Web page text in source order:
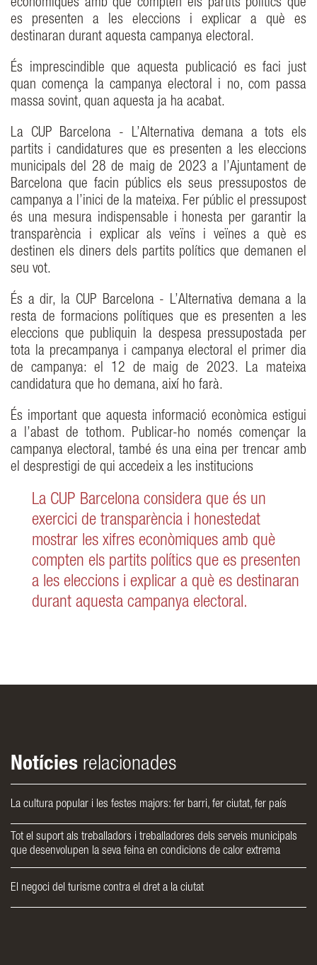
econòmiques amb què compten els partits polítics que
es presenten a les eleccions i explicar a què es
destinaran durant aquesta campanya electoral.
És imprescindible que aquesta publicació es faci just
quan comença la campanya electoral i no, com passa
massa sovint, quan aquesta ja ha acabat.
La CUP Barcelona - L’Alternativa demana a tots els
partits i candidatures que es presenten a les eleccions
municipals del 28 de maig de 2023 a l’Ajuntament de
Barcelona que facin públics els seus pressupostos de
campanya a l’inici de la mateixa. Fer públic el pressupost
és una mesura indispensable i honesta per garantir la
transparència i explicar als veïns i veïnes a què es
destinen els diners dels partits polítics que demanen el
seu vot.
És a dir, la CUP Barcelona - L’Alternativa demana a la
resta de formacions polítiques que es presenten a les
eleccions que publiquin la despesa pressupostada per
tota la precampanya i campanya electoral el primer dia
de campanya: el 12 de maig de 2023. La mateixa
candidatura que ho demana, així ho farà.
És important que aquesta informació econòmica estigui
a l’abast de tothom. Publicar-ho només començar la
campanya electoral, també és una eina per trencar amb
el desprestigi de qui accedeix a les institucions
La CUP Barcelona considera que és un
exercici de transparència i honestedat
mostrar les xifres econòmiques amb què
compten els partits polítics que es presenten
a les eleccions i explicar a què es destinaran
durant aquesta campanya electoral.
Notícies relacionades
La cultura popular i les festes majors: fer barri, fer ciutat, fer país
Tot el suport als treballadors i treballadores dels serveis municipals
que desenvolupen la seva feina en condicions de calor extrema
El negoci del turisme contra el dret a la ciutat